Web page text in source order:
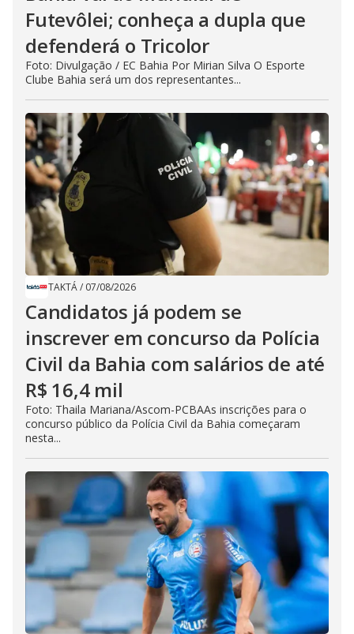
Futevôlei; conheça a dupla que
defenderá o Tricolor
Foto: Divulgação / EC Bahia Por Mirian Silva O Esporte
Clube Bahia será um dos representantes...
TAKTÁ/ 07/08/2026
Candidatos já podem se
inscrever em concurso da Polícia
Civil da Bahia com salários de até
R$ 16,4 mil
Foto: Thaila Mariana/Ascom-PCBAAs inscrições para o
concurso público da Polícia Civil da Bahia começaram
nesta...